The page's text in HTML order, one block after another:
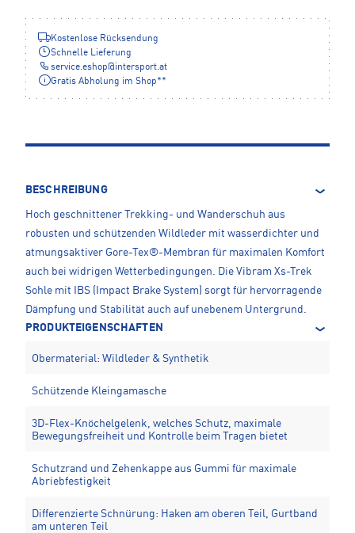
Kostenlose Rücksendung
Schnelle Lieferung
service.eshop@intersport.at
Gratis Abholung im Shop**
BESCHREIBUNG
Hoch geschnittener Trekking- und Wanderschuh aus
robusten und schützenden Wildleder mit wasserdichter und
atmungsaktiver Gore-Tex®-Membran für maximalen Komfort
auch bei widrigen Wetterbedingungen. Die Vibram Xs-Trek
Sohle mit IBS (Impact Brake System) sorgt für hervorragende
Dämpfung und Stabilität auch auf unebenem Untergrund.
PRODUKTEIGENSCHAFTEN
Obermaterial: Wildleder & Synthetik
Schützende Kleingamasche
3D-Flex-Knöchelgelenk, welches Schutz, maximale
Bewegungsfreiheit und Kontrolle beim Tragen bietet
Schutzrand und Zehenkappe aus Gummi für maximale
Abriebfestigkeit
Differenzierte Schnürung: Haken am oberen Teil, Gurtband
am unteren Teil